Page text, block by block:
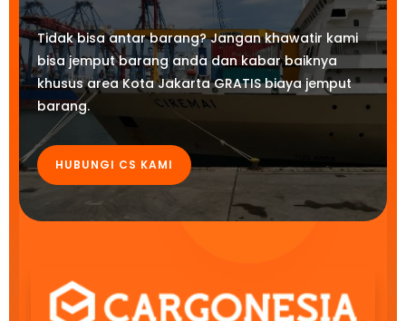
Tidak bisa antar barang? Jangan khawatir kami
bisa jemput barang anda dan kabar baiknya
khusus area Kota Jakarta GRATIS biaya jemput
barang.
HUBUNGI CS KAMI